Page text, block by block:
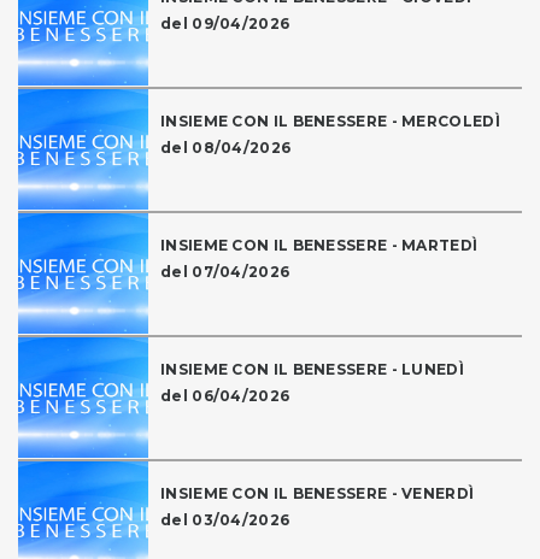
del 09/04/2026
INSIEME CON IL BENESSERE - MERCOLEDÌ
del 08/04/2026
INSIEME CON IL BENESSERE - MARTEDÌ
del 07/04/2026
INSIEME CON IL BENESSERE - LUNEDÌ
del 06/04/2026
INSIEME CON IL BENESSERE - VENERDÌ
del 03/04/2026